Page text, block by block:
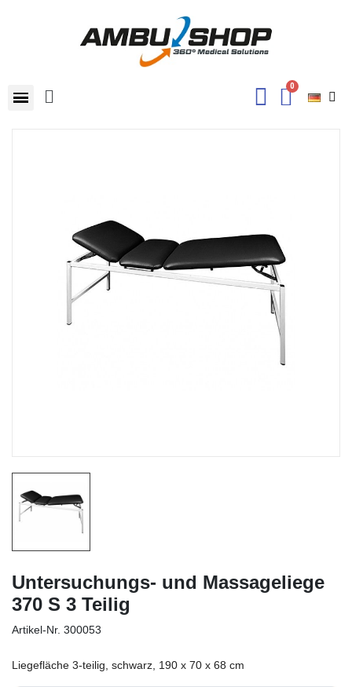
Untersuchungs- und Massageliege
370 S 3 Teilig
Artikel-Nr. 300053
Liegefläche 3-teilig, schwarz, 190 x 70 x 68 cm